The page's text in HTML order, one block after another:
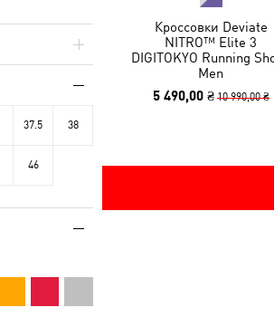
Кроссовки Deviate
NITRO™ Elite 3
DIGITOKYO Running
Men
5 490,00 ₴ 10 990,00 ₴
37.5 38
46